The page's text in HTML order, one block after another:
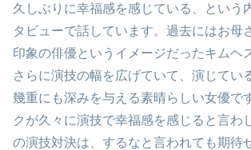
久しぶりに幸福感を感じている、という
タビューで話しています。過去にはお母
印象の俳優というイメージだったキムヘ
さらに演技の幅を広げていて、演じてい
幾重にも深みを与える素晴らしい女優で
クが久々に演技で幸福感を感じると言わ
の演技対決は、するなと言われても期待